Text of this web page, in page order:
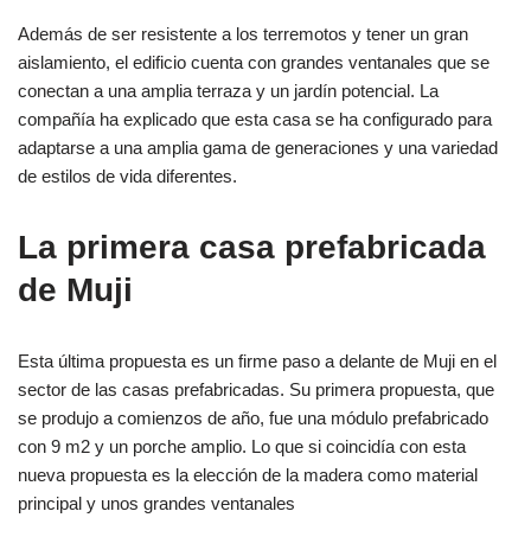
Además de ser resistente a los terremotos y tener un gran
aislamiento, el edificio cuenta con grandes ventanales que se
conectan a una amplia terraza y un jardín potencial. La
compañía ha explicado que esta casa se ha configurado para
adaptarse a una amplia gama de generaciones y una variedad
de estilos de vida diferentes.
La primera casa prefabricada
de Muji
Esta última propuesta es un firme paso a delante de Muji en el
sector de las casas prefabricadas. Su primera propuesta, que
se produjo a comienzos de año, fue una módulo prefabricado
con 9 m2 y un porche amplio. Lo que si coincidía con esta
nueva propuesta es la elección de la madera como material
principal y unos grandes ventanales